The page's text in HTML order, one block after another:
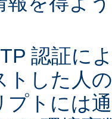
認証に
トした人
プトには